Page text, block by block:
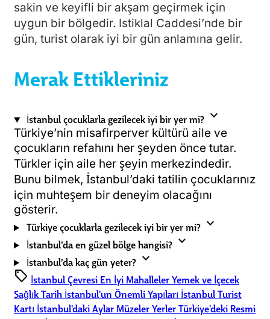
sakin ve keyifli bir akşam geçirmek için
uygun bir bölgedir. Istiklal Caddesi’nde bir
gün, turist olarak iyi bir gün anlamına gelir.
Merak Ettikleriniz
İstanbul çocuklarla gezilecek iyi bir yer mi? expand_more
Türkiye’nin misafirperver kültürü aile ve
çocukların refahını her şeyden önce tutar.
Türkler için aile her şeyin merkezindedir.
Bunu bilmek, İstanbul’daki tatilin çocuklarınız
için muhteşem bir deneyim olacağını
gösterir.
Türkiye çocuklarla gezilecek iyi bir yer mi? expand_more
İstanbul’da en güzel bölge hangisi? expand_more
İstanbul’da kaç gün yeter? expand_more
sell İstanbul Çevresi En İyi MahallelerYemek ve İçecek
SağlıkTarih İstanbul'un Önemli Yapıları İstanbul Turist
Kartı İstanbul'daki Aylar MüzelerYerlerTürkiye'deki Resmi